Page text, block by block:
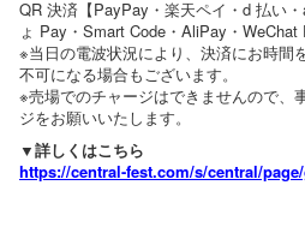
QR 決済【PayPay・楽天ペイ・d 払い
ょ Pay・Smart Code・AliPay・WeChat
※当日の電波状況により、決済にお時間
不可になる場合もございます。
※売場でのチャージはできませんので、
ジをお願いいたします。
▼詳しくはこちら
https://central-fest.com/s/central/